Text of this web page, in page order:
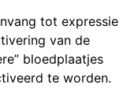
tot expressie
van de
bloedplaatjes
te worden.